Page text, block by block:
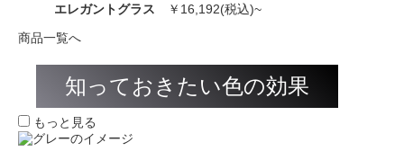
エレガントグラス ￥16,192(税込)~
商品一覧へ
知っておきたい色の効果
もっと見る